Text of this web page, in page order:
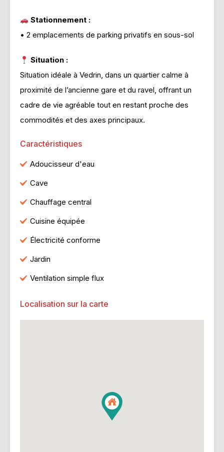
Stationnement :
• 2 emplacements de parking privatifs en sous-sol
Situation :
Situation idéale à Vedrin, dans un quartier calme à
proximité de l’ancienne gare et du ravel, offrant un
cadre de vie agréable tout en restant proche des
commodités et des axes principaux.
Caractéristiques
Adoucisseur d'eau
Cave
Chauffage central
Cuisine équipée
Électricité conforme
Jardin
Ventilation simple flux
Localisation sur la carte